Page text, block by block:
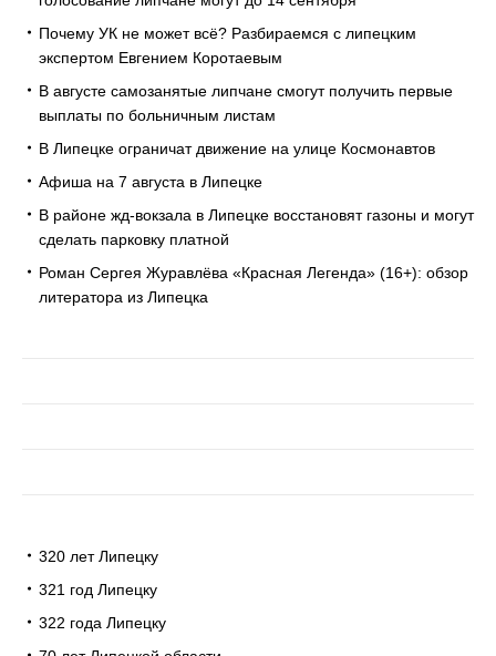
Почему УК не может всё? Разбираемся с липецким
экспертом Евгением Коротаевым
В августе самозанятые липчане смогут получить первые
выплаты по больничным листам
В Липецке ограничат движение на улице Космонавтов
Афиша на 7 августа в Липецке
В районе жд-вокзала в Липецке восстановят газоны и могут
сделать парковку платной
Роман Сергея Журавлёва «Красная Легенда» (16+): обзор
литератора из Липецка
320 лет Липецку
321 год Липецку
322 года Липецку